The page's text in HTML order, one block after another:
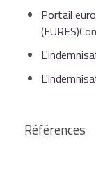
(ancien
comme
Portail
(EURES)
Références